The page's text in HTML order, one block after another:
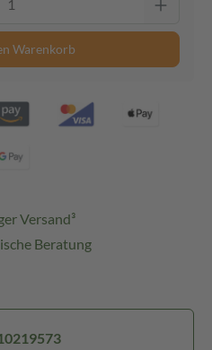
Warenkorb
Versand³
Beratung